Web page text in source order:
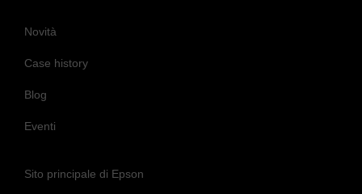
Novità
Case history
Blog
Eventi
Sito principale di Epson